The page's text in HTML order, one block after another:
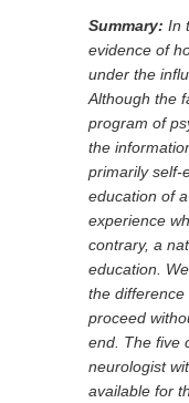
Summary: In
evidence of
under the
Although the
program of
the
primarily self-
education of
experience
contrary, a
education.
the
proceed
end. The five
neurologist
available for